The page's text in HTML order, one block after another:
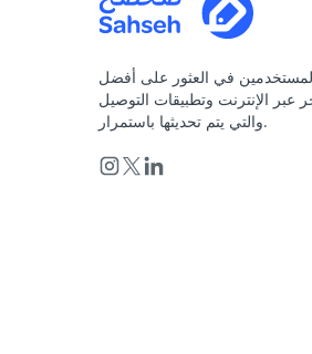
في العثور على أفضل
عبر الإنترنت وتطبيقات التوصيل
والتي يتم تحديثها باستمرار.